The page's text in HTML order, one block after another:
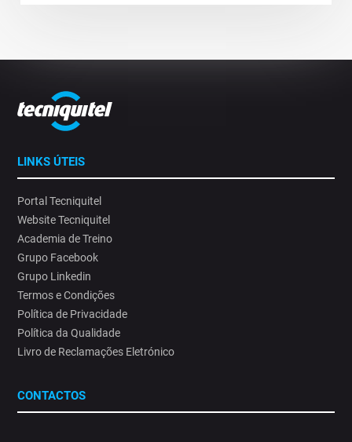
LINKS ÚTEIS
Portal Tecniquitel
Website Tecniquitel
Academia de Treino
Grupo Facebook
Grupo Linkedin
Termos e Condições
Política de Privacidade
Política da Qualidade
Livro de Reclamações Eletrónico
CONTACTOS